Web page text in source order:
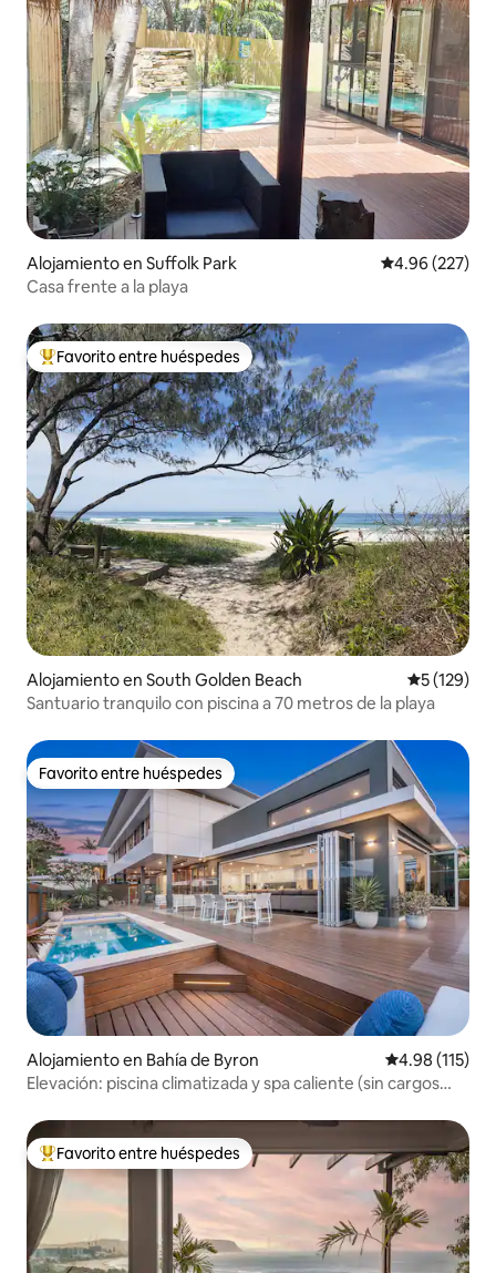
Alojamiento en Suffolk Park Calificación
4.96 (227)
Casa frente a la playa
Favorito entre huéspedes preferido
Favorito entre huéspedes
Alojamiento en South Golden Beach
5 (129)
Santuario tranquilo con piscina a 70 metros de la playa
Favorito entre huéspedes
Favorito entre huéspedes
Alojamiento en Bahía de Byron Calificación
4.98 (115)
Elevación: piscina climatizada y spa caliente (sin cargos
Favorito entre huéspedes preferido
Favorito entre huéspedes